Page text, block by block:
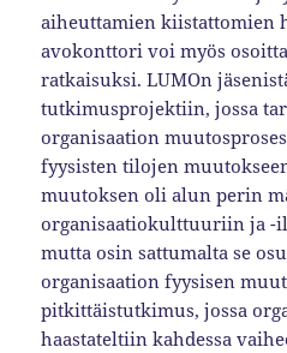
aiheuttamien kiistattomien
avokonttori voi myös
ratkaisuksi. LUMOn
tutkimusprojektiin, jossa
organisaation
fyysisten tilojen
muutoksen oli alun perin
organisaatiokulttuuriin ja -
mutta osin sattumalta se
organisaation fyysisen
pitkittäistutkimus, jossa
haastateltiin kahdessa